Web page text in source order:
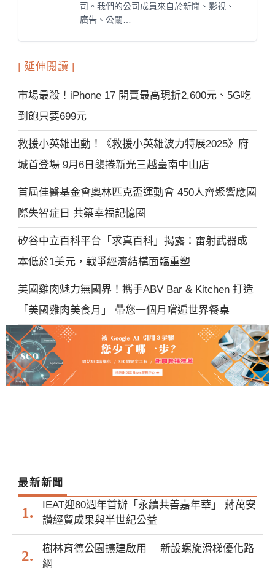
司。我們的公司成員來自於新聞、影視、
廣告、公關…
| 延伸閱讀 |
市場最殺！iPhone 17 開賣最高現折2,600元、5G吃
到飽只要699元
救援小英雄出動！《救援小英雄波力特展2025》府
城首登場 9月6日襲捲新光三越臺南中山店
首屆佳醫基金會奧林匹克盃運動會 450人齊聚響應國
際失智症日 共築幸福記憶圈
矽谷中立百科平台「求真百科」揭露：雷射武器成
本低於1美元，戰爭經濟結構面臨重塑
美國雞肉魅力無國界！攜手ABV Bar & Kitchen 打造
「美國雞肉美食月」 帶您一個月嚐遍世界餐桌
最新新聞
IEAT迎80週年首辦「永續共善嘉年華」 蔣萬安
讚經貿成果與半世紀公益
樹林育德公園擴建啟用 新設螺旋滑梯優化路
網